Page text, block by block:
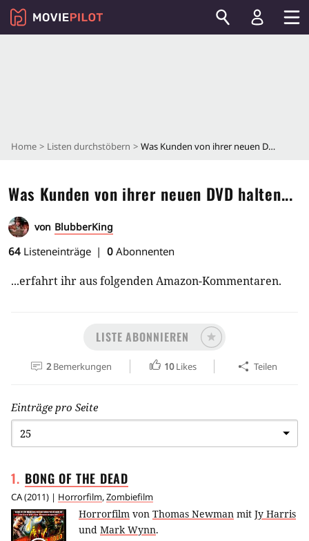
Home Listen durchstöbern Was Kunden von ihrer neuen DVD halten...
Was Kunden von ihrer neuen DVD halten...
von BlubberKing
64 Listeneinträge 0 Abonnenten
...erfahrt ihr aus folgenden Amazon-Kommentaren.
LISTE ABONNIEREN
2 Bemerkungen 10 Likes Teilen
Einträge pro Seite
1. BONG OF THE DEAD
CA(2011) | Horrorfilm,Zombiefilm
Horrorfilm von Thomas Newman mit Jy Harris
und Mark Wynn.